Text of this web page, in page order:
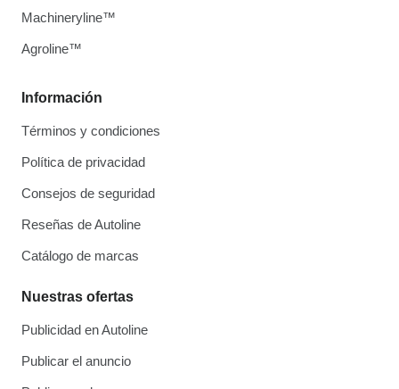
Información
Términos y condiciones
Política de privacidad
Consejos de seguridad
Reseñas de Autoline
Catálogo de marcas
Nuestras ofertas
Publicidad en Autoline
Publicar el anuncio
Machineryline™
Agroline™